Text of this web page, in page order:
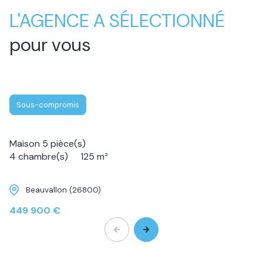
L'AGENCE A SÉLECTIONNÉ
pour vous
Sous-compromis
Maison 5 pièce(s)
4 chambre(s)
125 m²
Beauvallon (26800)
449 900 €